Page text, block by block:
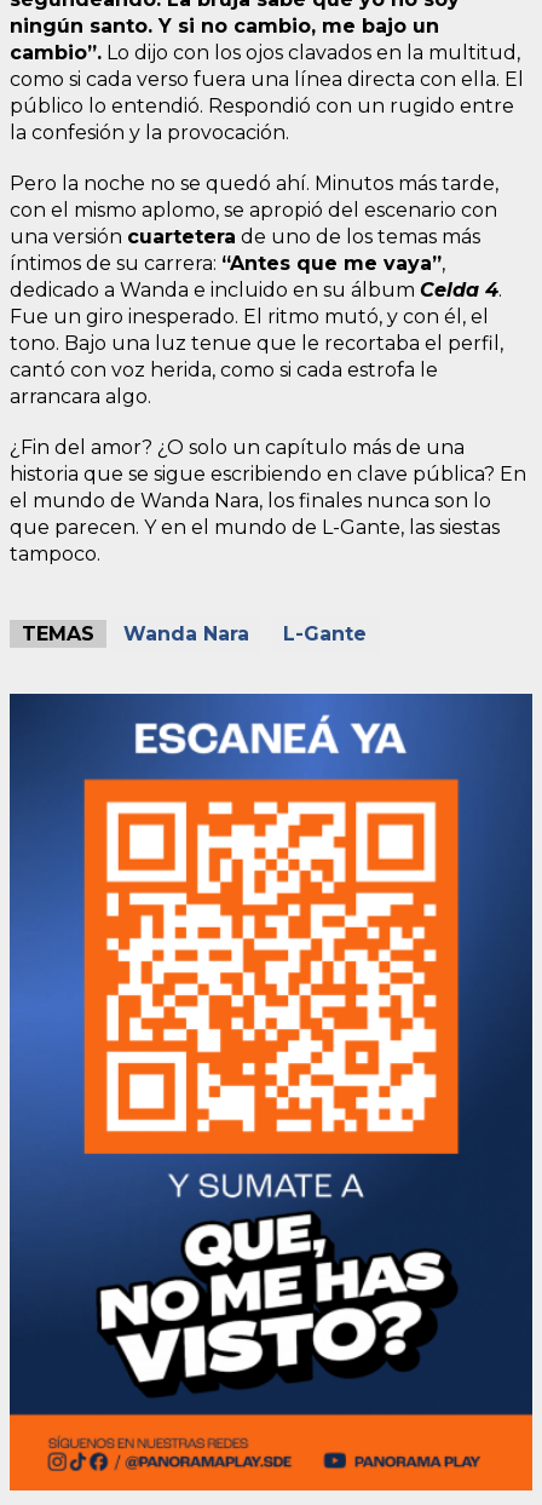
ningún santo. Y si no cambio, me bajo un
cambio”. Lo dijo con los ojos clavados en la multitud,
como si cada verso fuera una línea directa con ella. El
público lo entendió. Respondió con un rugido entre
la confesión y la provocación.
Pero la noche no se quedó ahí. Minutos más tarde,
con el mismo aplomo, se apropió del escenario con
una versión cuartetera de uno de los temas más
íntimos de su carrera: “Antes que me vaya”,
dedicado a Wanda e incluido en su álbum Celda 4.
Fue un giro inesperado. El ritmo mutó, y con él, el
tono. Bajo una luz tenue que le recortaba el perfil,
cantó con voz herida, como si cada estrofa le
arrancara algo.
¿Fin del amor? ¿O solo un capítulo más de una
historia que se sigue escribiendo en clave pública? En
el mundo de Wanda Nara, los finales nunca son lo
que parecen. Y en el mundo de L-Gante, las siestas
tampoco.
TEMAS Wanda Nara L-Gante